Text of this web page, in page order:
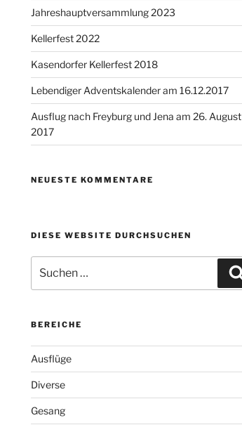
Jahreshauptversammlung 2023
Kellerfest 2022
Kasendorfer Kellerfest 2018
Lebendiger Adventskalender am 16.12.2017
Ausflug nach Freyburg und Jena am 26. August
2017
NEUESTE KOMMENTARE
DIESE WEBSITE DURCHSUCHEN
nach:
BEREICHE
Ausflüge
Diverse
Gesang